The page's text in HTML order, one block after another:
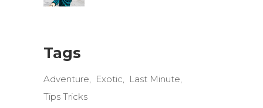
Tags
Adventure Exotic
Last Minute
Tips Tricks